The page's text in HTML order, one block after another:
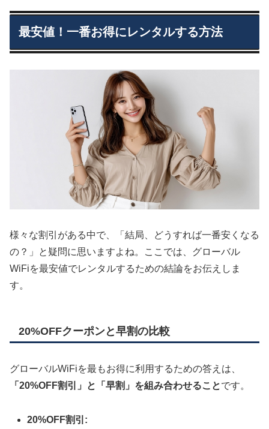
最安値！一番お得にレンタルする方法
様々な割引がある中で、「結局、どうすれば一番安くなる
の？」と疑問に思いますよね。ここでは、グローバル
WiFiを最安値でレンタルするための結論をお伝えしま
す。
20%OFFクーポンと早割の比較
グローバルWiFiを最もお得に利用するための答えは、
「20%OFF割引」と「早割」を組み合わせることです。
20%OFF割引: